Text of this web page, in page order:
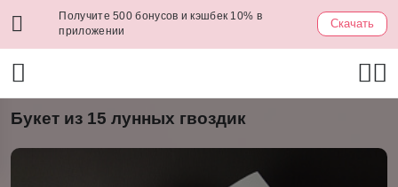
Получите 500 бонусов и кэшбек 10% в
приложении
Скачать
Букет из 15 лунных гвоздик